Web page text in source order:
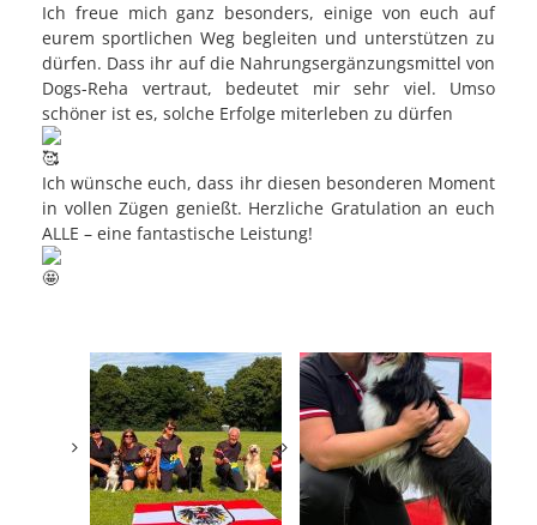
Ich freue mich ganz besonders, einige von euch auf
eurem sportlichen Weg begleiten und unterstützen zu
dürfen. Dass ihr auf die Nahrungsergänzungsmittel von
Dogs-Reha vertraut, bedeutet mir sehr viel. Umso
schöner ist es, solche Erfolge miterleben zu dürfen
Ich wünsche euch, dass ihr diesen besonderen Moment
in vollen Zügen genießt. Herzliche Gratulation an euch
ALLE – eine fantastische Leistung!